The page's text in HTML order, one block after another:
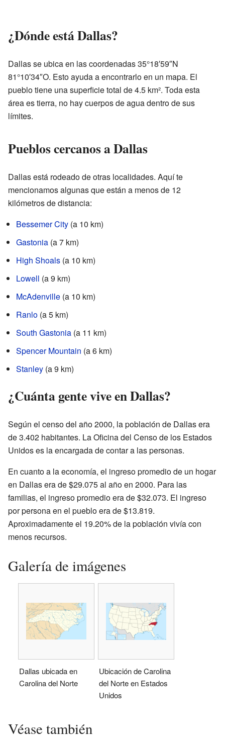
¿Dónde está Dallas?
Dallas se ubica en las coordenadas 35°18′59″N
81°10′34″O. Esto ayuda a encontrarlo en un mapa. El
pueblo tiene una superficie total de 4.5 km². Toda esta
área es tierra, no hay cuerpos de agua dentro de sus
límites.
Pueblos cercanos a Dallas
Dallas está rodeado de otras localidades. Aquí te
mencionamos algunas que están a menos de 12
kilómetros de distancia:
Bessemer City (a 10 km)
Gastonia (a 7 km)
High Shoals (a 10 km)
Lowell (a 9 km)
McAdenville (a 10 km)
Ranlo (a 5 km)
South Gastonia (a 11 km)
Spencer Mountain (a 6 km)
Stanley (a 9 km)
¿Cuánta gente vive en Dallas?
Según el censo del año 2000, la población de Dallas era
de 3.402 habitantes. La Oficina del Censo de los Estados
Unidos es la encargada de contar a las personas.
En cuanto a la economía, el ingreso promedio de un hogar
en Dallas era de $29.075 al año en 2000. Para las
familias, el ingreso promedio era de $32.073. El ingreso
por persona en el pueblo era de $13.819.
Aproximadamente el 19.20% de la población vivía con
menos recursos.
Galería de imágenes
Dallas ubicada en
Carolina del Norte
Ubicación de Carolina
del Norte en Estados
Unidos
Véase también